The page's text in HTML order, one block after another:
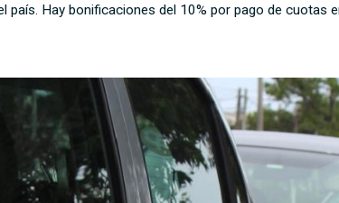
Hay bonificaciones del 10% por pago de cuotas